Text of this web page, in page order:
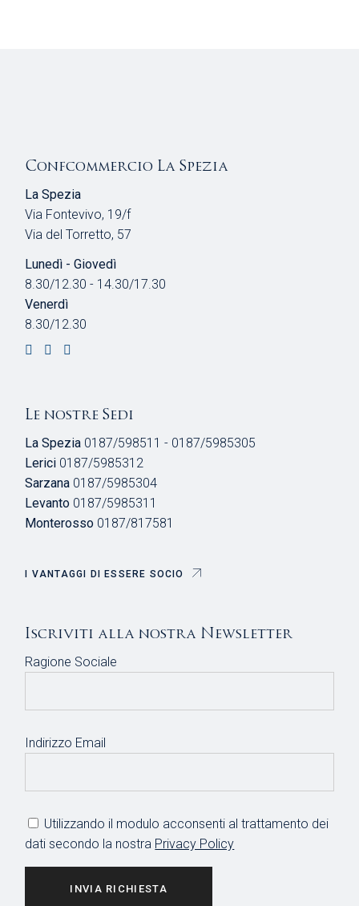
Confcommercio La Spezia
La Spezia
Via Fontevivo, 19/f
Via del Torretto, 57
Lunedì - Giovedì
8.30/12.30 - 14.30/17.30
Venerdì
8.30/12.30
Le nostre Sedi
La Spezia 0187/598511 - 0187/5985305
Lerici 0187/5985312
Sarzana 0187/5985304
Levanto 0187/5985311
Monterosso 0187/817581
I VANTAGGI DI ESSERE SOCIO
Iscriviti alla nostra Newsletter
Ragione Sociale
Indirizzo Email
Utilizzando il modulo acconsenti al trattamento dei
dati secondo la nostra Privacy Policy
INVIA RICHIESTA